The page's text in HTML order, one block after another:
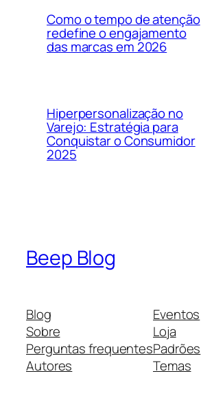
Como o tempo de atenção
redefine o engajamento
das marcas em 2026
Hiperpersonalização no
Varejo: Estratégia para
Conquistar o Consumidor
2025
Beep Blog
Blog
Sobre
Perguntas frequentes
Autores
Eventos
Loja
Padrões
Temas